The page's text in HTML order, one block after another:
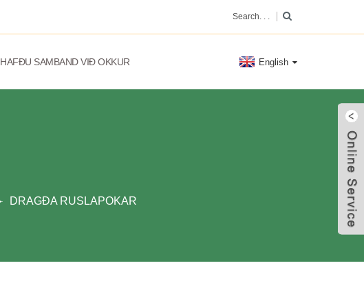
HAFÐU SAMBAND VIÐ OKKUR English
DRAGÐA RUSLAPOKAR